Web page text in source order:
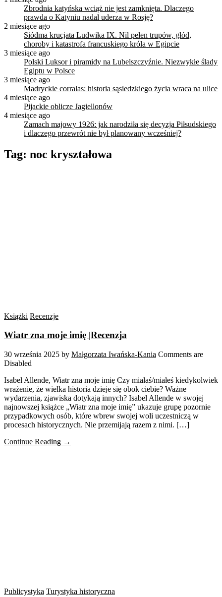
Zbrodnia katyńska wciąż nie jest zamknięta. Dlaczego
prawda o Katyniu nadal uderza w Rosję?
2 miesiące ago
Siódma krucjata Ludwika IX. Nil pełen trupów, głód,
choroby i katastrofa francuskiego króla w Egipcie
3 miesiące ago
Polski Luksor i piramidy na Lubelszczyźnie. Niezwykłe ślady
Egiptu w Polsce
3 miesiące ago
Madryckie corralas: historia sąsiedzkiego życia wraca na ulice
4 miesiące ago
Pijackie oblicze Jagiellonów
4 miesiące ago
Zamach majowy 1926: jak narodziła się decyzja Piłsudskiego
i dlaczego przewrót nie był planowany wcześniej?
Tag: noc kryształowa
Książki Recenzje
Wiatr zna moje imię |Recenzja
30 września 2025 by Małgorzata Iwańska-Kania Comments are
Disabled
Isabel Allende, Wiatr zna moje imię Czy miałaś/miałeś kiedykolwiek
wrażenie, że wielka historia dzieje się obok ciebie? Ważne
wydarzenia, zjawiska dotykają innych? Isabel Allende w swojej
najnowszej książce „Wiatr zna moje imię” ukazuje grupę pozornie
przypadkowych osób, które wbrew swojej woli uczestniczą w
procesach historycznych. Nie przemijają razem z nimi. […]
Continue Reading →
Publicystyka Turystyka historyczna